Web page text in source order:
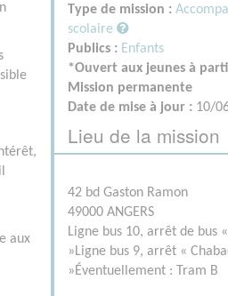
aux
Type de mission :
scolaire
Publics : Enfants
*Ouvert aux jeunes à
Mission permanente
Date de mise à jour : 10/
Lieu de la mission
42 bd Gaston Ramon
49000 ANGERS
Ligne bus 10, arrêt de bus
»Ligne bus 9, arrêt «
»Éventuellement : Tram B